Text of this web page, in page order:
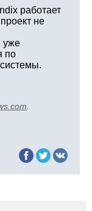
работает
не
уже
по